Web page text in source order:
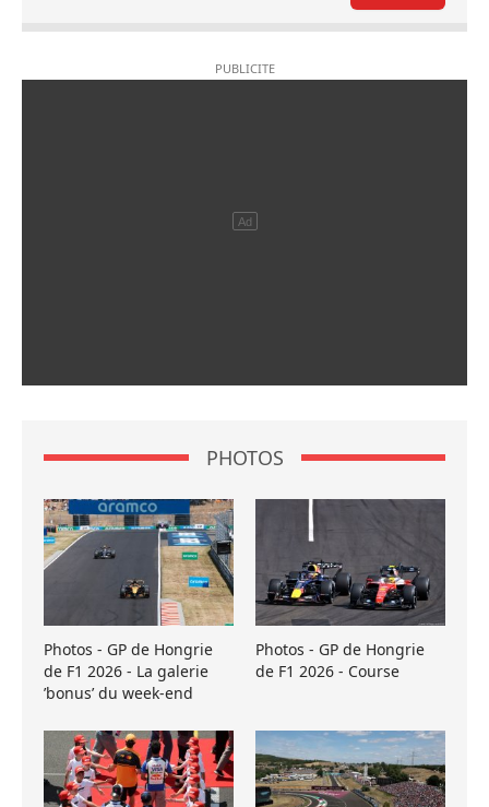
PHOTOS
Photos - GP de Hongrie
de F1 2026 - La galerie
’bonus’ du week-end
Photos - GP de Hongrie
de F1 2026 - Course